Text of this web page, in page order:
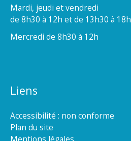
Mardi, jeudi et vendredi
de 8h30 à 12h et de 13h30 à 18h
Mercredi de 8h30 à 12h
Liens
Accessibilité : non conforme
Plan du site